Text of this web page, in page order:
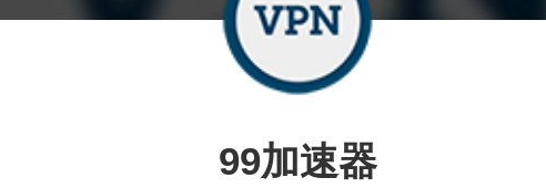
99加速器